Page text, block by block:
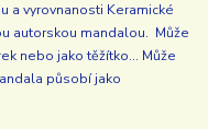
a vyrovnanosti Keramické
autorskou mandalou. Může
nebo jako těžítko... Může
působí jako